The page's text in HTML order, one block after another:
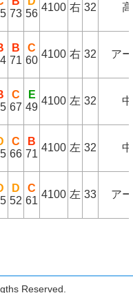
73 56
4100 右 32
B
71
C
60
4100 右 32 ア
C
67
E
49
4100 左 32
C
66
B
71
4100 左 32
D
52
C
61
4100 左 33 ア
Reserved.